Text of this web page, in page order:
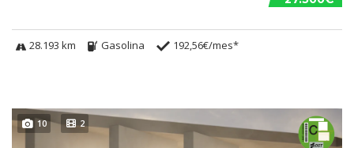
28.193 km Gasolina 192,56€/mes*
10 2